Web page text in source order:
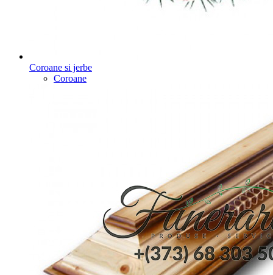
Coroane si jerbe
Coroane